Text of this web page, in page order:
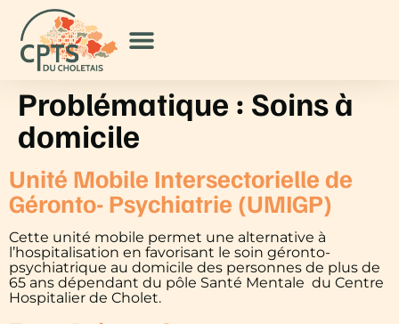
Problématique : Soins à
domicile
Unité Mobile Intersectorielle de
Géronto- Psychiatrie (UMIGP)
Cette unité mobile permet une alternative à
l’hospitalisation en favorisant le soin géronto-
psychiatrique au domicile des personnes de plus de
65 ans dépendant du pôle Santé Mentale du Centre
Hospitalier de Cholet.